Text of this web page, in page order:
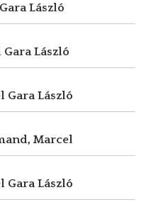
Gara László
Gara László
Gara László
Marcel
Gara László